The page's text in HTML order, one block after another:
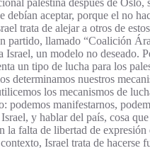
debían aceptar, porque el no
trata de alejar a otros de
partido, llamado “Coalición
Israel, un modelo no deseado.
un tipo de lucha para los
determinamos nuestros
los mecanismos de
podemos manifestarnos,
y hablar del país, cosa
la falta de libertad de
Israel trata de hacerse